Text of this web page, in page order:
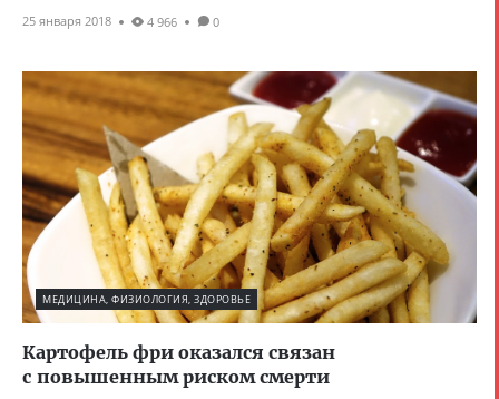
25 января 2018 4 966 0
МЕДИЦИНА, ФИЗИОЛОГИЯ, ЗДОРОВЬЕ
Картофель фри оказался связан
с повышенным риском смерти